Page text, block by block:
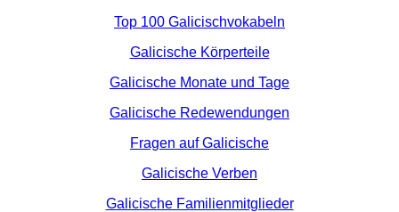
Top 100 Galicischvokabeln
Galicische Körperteile
Galicische Monate und Tage
Galicische Redewendungen
Fragen auf Galicische
Galicische Verben
Galicische Familienmitglieder